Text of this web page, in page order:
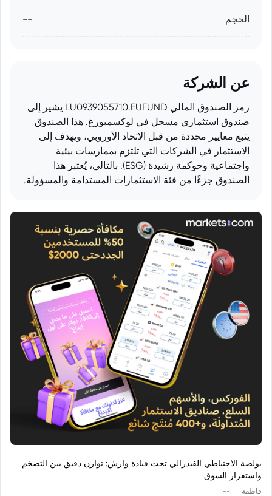
الحجم --
عن الشركة
رمز الصندوق المالي LU0939055710.EUFUND يشير إلى
صندوق استثماري مسجل في لوكسمبورغ. هذا الصندوق
يتبع معايير محددة من قبل الاتحاد الأوروبي، ويهدف إلى
الاستثمار في الشركات التي تلتزم بممارسات بيئية
واجتماعية وحوكمة رشيدة (ESG). بالتالي، يُعتبر هذا
الصندوق جزءًا من فئة الاستثمارات المستدامة والمسؤولة.
بولصة الاحتياطي الفيدرالي تحت قيادة وارش: توازن دقيق بين التضخم
واستقرار السوق
فاطمة --